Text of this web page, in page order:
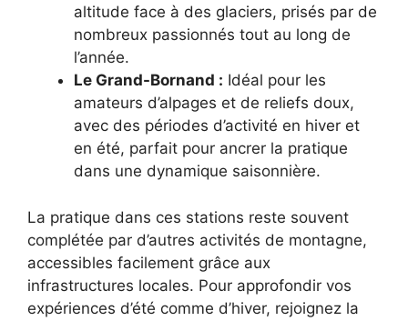
altitude face à des glaciers, prisés par de
nombreux passionnés tout au long de
l’année.
Le Grand-Bornand : Idéal pour les
amateurs d’alpages et de reliefs doux,
avec des périodes d’activité en hiver et
en été, parfait pour ancrer la pratique
dans une dynamique saisonnière.
La pratique dans ces stations reste souvent
complétée par d’autres activités de montagne,
accessibles facilement grâce aux
infrastructures locales. Pour approfondir vos
expériences d’été comme d’hiver, rejoignez la